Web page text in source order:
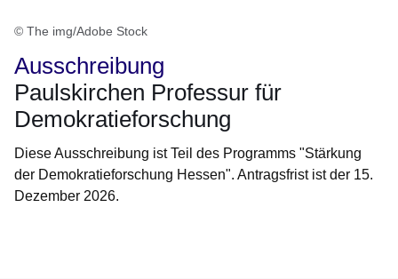
© The img/Adobe Stock
Ausschreibung
Paulskirchen Professur für
Demokratieforschung
Diese Ausschreibung ist Teil des Programms "Stärkung
der Demokratieforschung Hessen". Antragsfrist ist der 15.
Dezember 2026.